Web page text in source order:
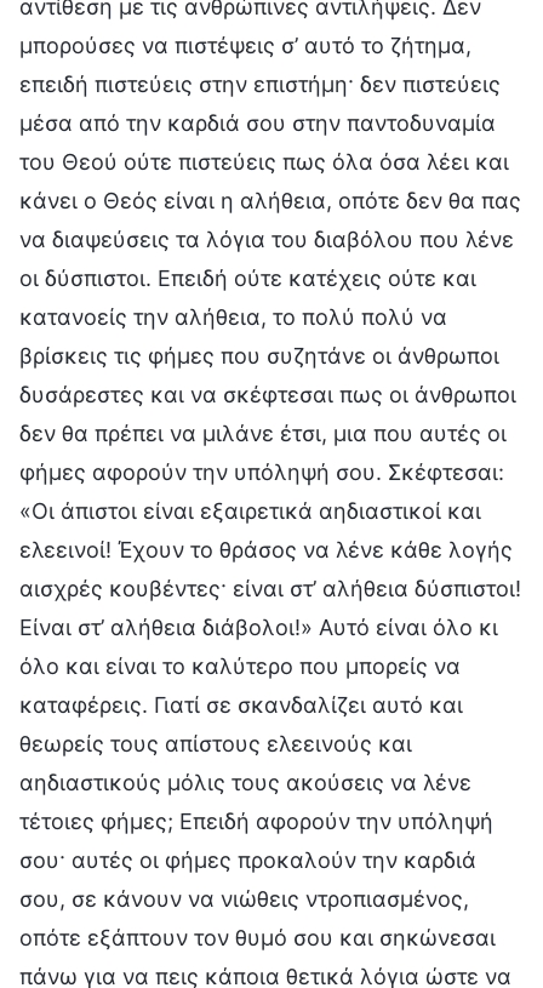
αντίθεση με τις ανθρώπινες αντιλήψεις. Δεν
μπορούσες να πιστέψεις σ’ αυτό το ζήτημα,
επειδή πιστεύεις στην επιστήμη· δεν πιστεύεις
μέσα από την καρδιά σου στην παντοδυναμία
του Θεού ούτε πιστεύεις πως όλα όσα λέει και
κάνει ο Θεός είναι η αλήθεια, οπότε δεν θα πας
να διαψεύσεις τα λόγια του διαβόλου που λένε
οι δύσπιστοι. Επειδή ούτε κατέχεις ούτε και
κατανοείς την αλήθεια, το πολύ πολύ να
βρίσκεις τις φήμες που συζητάνε οι άνθρωποι
δυσάρεστες και να σκέφτεσαι πως οι άνθρωποι
δεν θα πρέπει να μιλάνε έτσι, μια που αυτές οι
φήμες αφορούν την υπόληψή σου. Σκέφτεσαι:
«Οι άπιστοι είναι εξαιρετικά αηδιαστικοί και
ελεεινοί! Έχουν το θράσος να λένε κάθε λογής
αισχρές κουβέντες· είναι στ’ αλήθεια δύσπιστοι!
Είναι στ’ αλήθεια διάβολοι!» Αυτό είναι όλο κι
όλο και είναι το καλύτερο που μπορείς να
καταφέρεις. Γιατί σε σκανδαλίζει αυτό και
θεωρείς τους απίστους ελεεινούς και
αηδιαστικούς μόλις τους ακούσεις να λένε
τέτοιες φήμες; Επειδή αφορούν την υπόληψή
σου· αυτές οι φήμες προκαλούν την καρδιά
σου, σε κάνουν να νιώθεις ντροπιασμένος,
οπότε εξάπτουν τον θυμό σου και σηκώνεσαι
πάνω για να πεις κάποια θετικά λόγια ώστε να